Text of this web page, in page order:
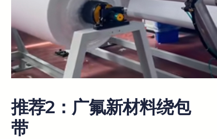
推荐2：广氟新材料绕包
带